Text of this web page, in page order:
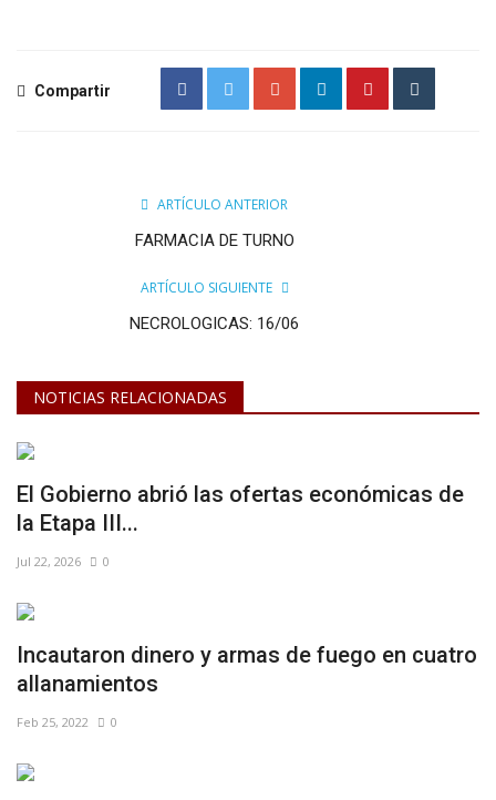
Compartir
ARTÍCULO ANTERIOR
FARMACIA DE TURNO
ARTÍCULO SIGUIENTE
NECROLOGICAS: 16/06
NOTICIAS RELACIONADAS
El Gobierno abrió las ofertas económicas de
la Etapa III...
Jul 22, 2026 0
Incautaron dinero y armas de fuego en cuatro
allanamientos
Feb 25, 2022 0